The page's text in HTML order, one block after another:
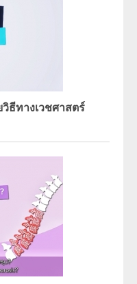
ทำการเรียนการสอนแล้ว)
ธีทางเวชศาสตร์